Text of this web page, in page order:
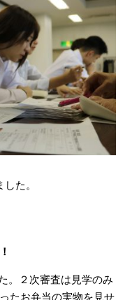
た。
。２次審査は見学のみ
たお弁当の実物を見せ